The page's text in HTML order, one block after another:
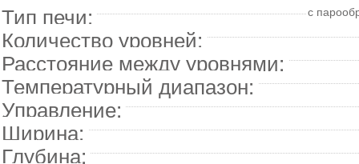
Тип печи: с
Количество уровней:
Расстояние между уровнями:
Температурный диапазон:
Управление:
Ширина:
Глубина: